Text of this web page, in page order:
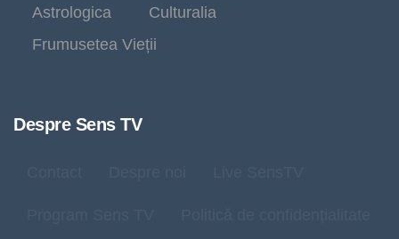
Astrologica
Culturalia
Frumusetea Vieții
Despre Sens TV